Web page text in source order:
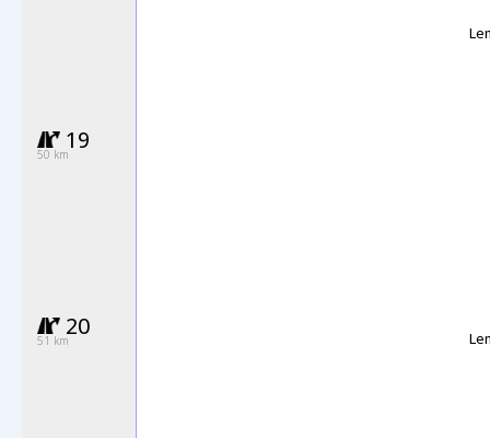
19
50 km
20
51 km